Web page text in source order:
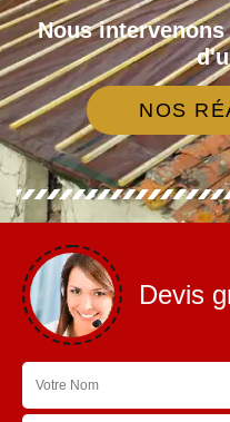
Nous intervenons
NOS
Devis